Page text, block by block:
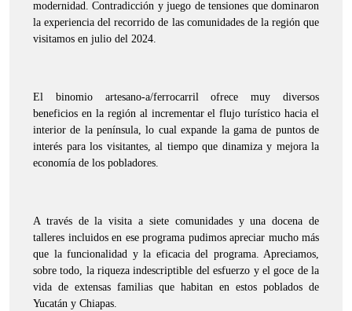
modernidad. Contradicción y juego de tensiones que dominaron
la experiencia del recorrido de las comunidades de la región que
visitamos en julio del 2024.
El binomio artesano-a/ferrocarril ofrece muy diversos
beneficios en la región al incrementar el flujo turístico hacia el
interior de la península, lo cual expande la gama de puntos de
interés para los visitantes, al tiempo que dinamiza y mejora la
economía de los pobladores.
A través de la visita a siete comunidades y una docena de
talleres incluidos en ese programa pudimos apreciar mucho más
que la funcionalidad y la eficacia del programa. Apreciamos,
sobre todo, la riqueza indescriptible del esfuerzo y el goce de la
vida de extensas familias que habitan en estos poblados de
Yucatán y Chiapas.